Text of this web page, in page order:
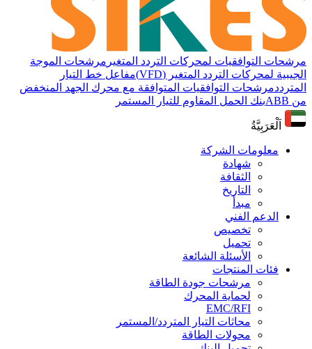
مرشحات التوافقيات لمحركات التردد المتغير مرشحات الموجة
الجيبية لمحركات التردد المتغير (VFD)
مفاعل خط التيار
المترددمرشحات التوافقيات المتوافقة مع محرك الجهد المنخفض
من ABB
بنك الحمل المقاوم للتيار المستمر
اَلْعَرَبِيَّةُ
معلومات الشركة
شهادة
الثقافة
التاريخ
مبدأ
الدعم الفني
تخصيص
تحميل
الأسئلة الشائعة
فئات المنتجات
مرشحات جودة الطاقة
لحماية المحرك
EMC/RFI
محاثات التيار المتردد/المستمر
محولات الطاقة